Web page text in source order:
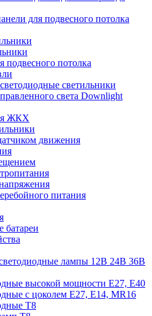
для подвесного потолка
подвесного потолка
светильники
света Downlight
ЖКХ
движения
питания
батареи
лампы 12В 24В 36В
высокой мощности Е27, Е40
с цоколем Е27, Е14, MR16
Т8